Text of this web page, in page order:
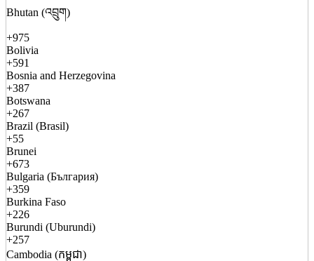
Bhutan (འབྲུག)
+975
Bolivia
+591
Bosnia and Herzegovina
+387
Botswana
+267
Brazil (Brasil)
+55
Brunei
+673
Bulgaria (България)
+359
Burkina Faso
+226
Burundi (Uburundi)
+257
Cambodia (កម្ពុជា)